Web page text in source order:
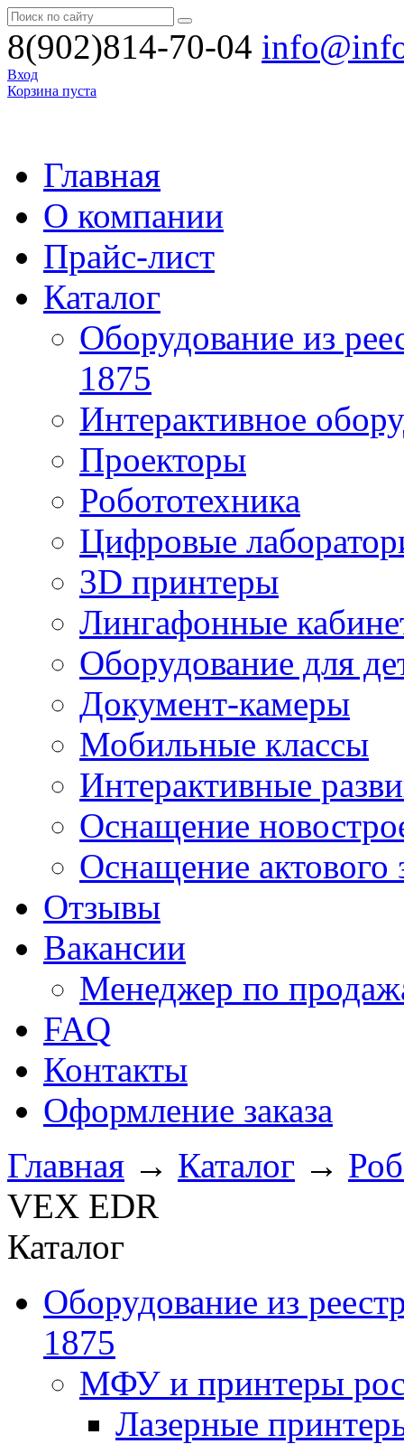
8(902)814-70-04
Вход
Корзина пуста
Главная
О компании
Прайс-лист
Каталог
Оборудование из
1875
Интерактивное
Проекторы
Робототехника
Цифровые
3D принтеры
Лингафонные
Оборудование для
Документ-камеры
Мобильные классы
Интерактивные
Оснащение
Оснащение актового
Отзывы
Вакансии
Менеджер по
FAQ
Контакты
Оформление заказа
Главная → Каталог →
VEX EDR
Каталог
Оборудование из
1875
МФУ и принтеры
Лазерные